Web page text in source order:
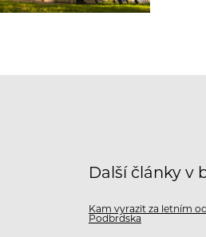
Další články v
Kam vyrazit za letním
Podbrdska